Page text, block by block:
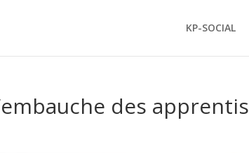
KP-SOCIAL
des apprentis